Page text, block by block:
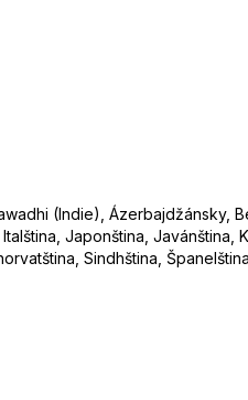
(Indie), Ázerbajdžánsky,
Japonština, Javánština,
Sindhština,